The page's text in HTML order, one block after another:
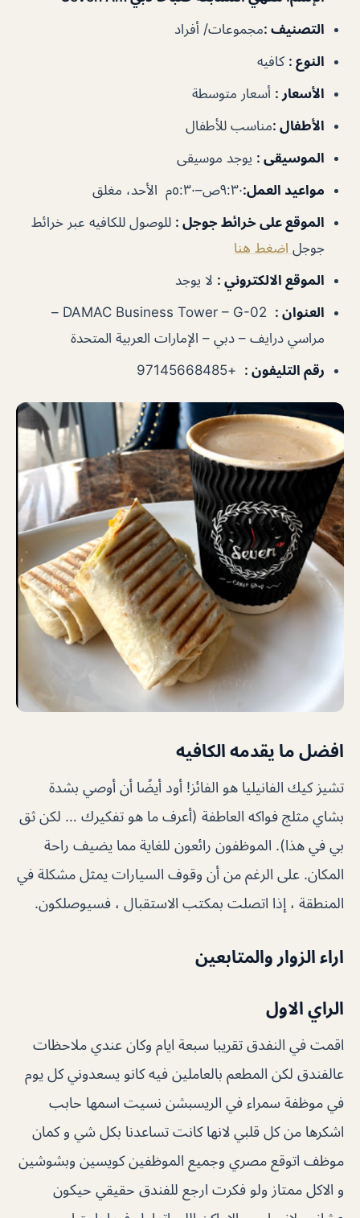
التصنيف :مجموعات/ أفراد
النوع : كافيه
الأسعار : أسعار متوسطة
الأطفال :مناسب للأطفال
الموسيقى : يوجد موسيقى
مواعيد العمل:٩:٣٠ص–٥:٣٠م الأحد، مغلق
الموقع على خرائط جوجل : للوصول للكافيه عبر خرائط
جوجل اضغط هنا
الموقع الالكتروني : لا يوجد
العنوان :
DAMAC Business Tower – G-02 –
مراسي درايف – دبي – الإمارات العربية المتحدة
رقم التليفون : +97145668485
افضل ما يقدمه الكافيه
تشيز كيك الفانيليا هو الفائز! أود أيضًا أن أوصي بشدة
بشاي مثلج فواكه العاطفة (أعرف ما هو تفكيرك … لكن ثق
بي في هذا). الموظفون رائعون للغاية مما يضيف راحة
المكان. على الرغم من أن وقوف السيارات يمثل مشكلة في
المنطقة ، إذا اتصلت بمكتب الاستقبال ، فسيوصلكون.
اراء الزوار والمتابعين
الراي الاول
اقمت في النفدق تقريبا سبعة ايام وكان عندي ملاحظات
عالفندق لكن المطعم بالعاملين فيه كانو يسعدوني كل يوم
في موظفة سمراء في الريسبشن نسيت اسمها حابب
اشكرها من كل قلبي لانها كانت تساعدنا بكل شي و كمان
موظف اتوقع مصري وجميع الموظفين كويسين وبشوشين
و الاكل ممتاز ولو فكرت ارجع للفندق حقيقي حيكون